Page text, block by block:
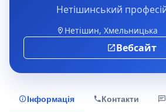
Нетішинський
Нетішин, Хмельницька
Вебсайт
Інформація Контакти